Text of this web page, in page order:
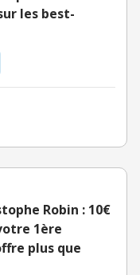
les best-
Robin : 10€
1ère
plus que